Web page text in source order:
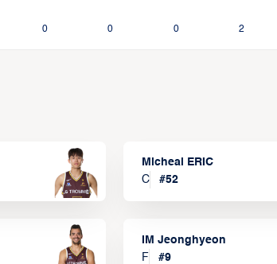
0 0 0 2
Micheal ERIC
C
#52
IM Jeonghyeon
F
#9